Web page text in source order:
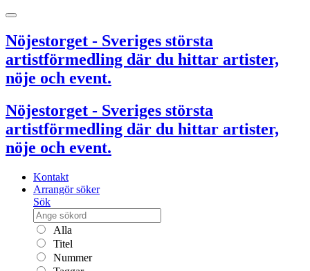
Nöjestorget - Sveriges största
artistförmedling där du hittar artister,
nöje och event.
Nöjestorget - Sveriges största
artistförmedling där du hittar artister,
nöje och event.
Kontakt
Arrangör söker
Sök
Alla
Titel
Nummer